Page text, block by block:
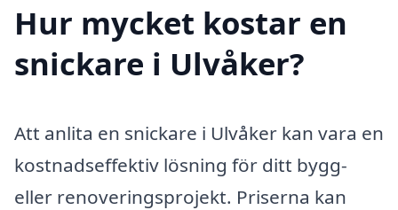
Hur mycket kostar en
snickare i Ulvåker?
Att anlita en snickare i Ulvåker kan vara en
kostnadseffektiv lösning för ditt bygg-
eller renoveringsprojekt. Priserna kan